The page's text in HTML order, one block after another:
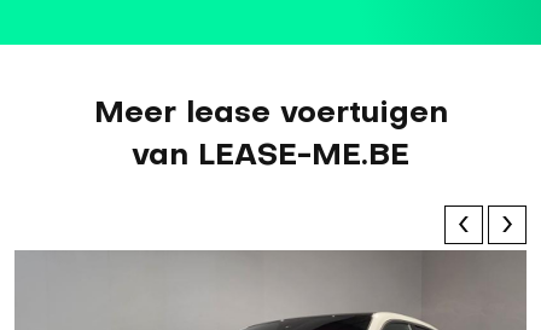
Meer lease voertuigen
van LEASE-ME.BE